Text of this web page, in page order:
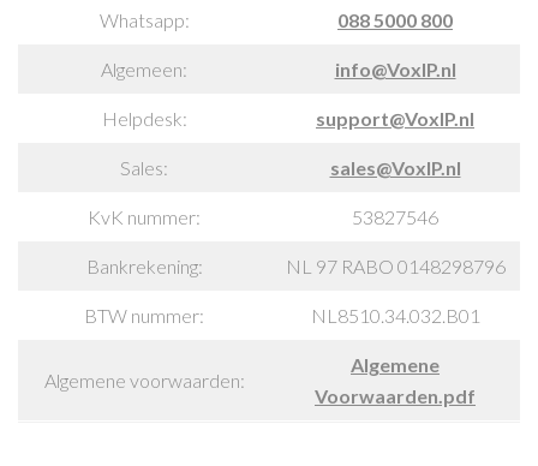
Whatsapp: 088 5000 800
Algemeen: info@VoxIP.nl
Helpdesk: support@VoxIP.nl
Sales: sales@VoxIP.nl
KvK nummer: 53827546
Bankrekening: NL 97 RABO 0148298796
BTW nummer: NL8510.34.032.B01
Algemene voorwaarden:
Algemene
Voorwaarden.pdf